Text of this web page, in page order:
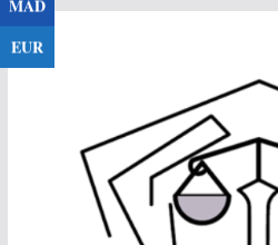
Passer
au
MAD
EUR